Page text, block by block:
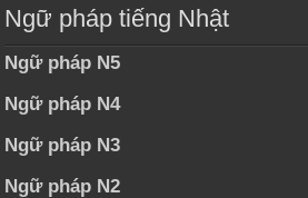
Ngữ pháp tiếng Nhật
Ngữ pháp N5
Ngữ pháp N4
Ngữ pháp N3
Ngữ pháp N2